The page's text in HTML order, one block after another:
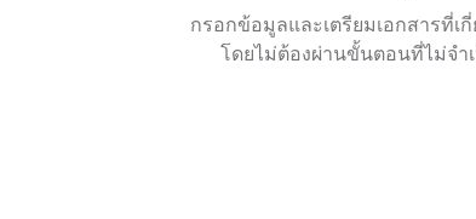
กรอกข้อมูลและเตรียมเอกสารที่เ
โดยไม่ต้องผ่านขั้นตอนที่ไม่จำ